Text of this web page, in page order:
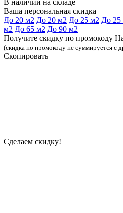
В наличии на складе
Ваша персональная скидка
До 20 м2 До 20 м2 До 25 м2 До 25
м2 До 65 м2 До 90 м2
Получите скидку по промокоду
(скидка по промокоду не суммируется с
Скопировать
Сделаем скидку!